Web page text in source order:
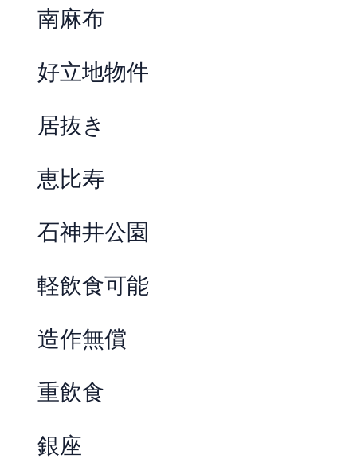
南麻布
好立地物件
居抜き
恵比寿
石神井公園
軽飲食可能
造作無償
重飲食
銀座